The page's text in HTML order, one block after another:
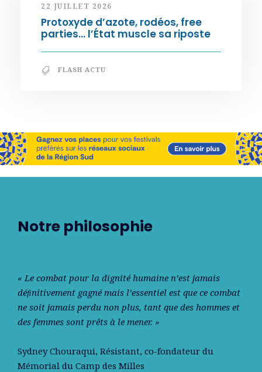
22 JUILLET 2026
Protoxyde d’azote, rodéos, free
parties… l’État muscle sa riposte
FLASH ACTU
Notre philosophie
« Le combat pour la dignité humaine n’est jamais
déﬁnitivement gagné mais l’essentiel est que ce combat
ne soit jamais perdu non plus, tant que des hommes et
des femmes sont prêts à le mener. »
Sydney Chouraqui, Résistant, co-fondateur du
Mémorial du Camp des Milles